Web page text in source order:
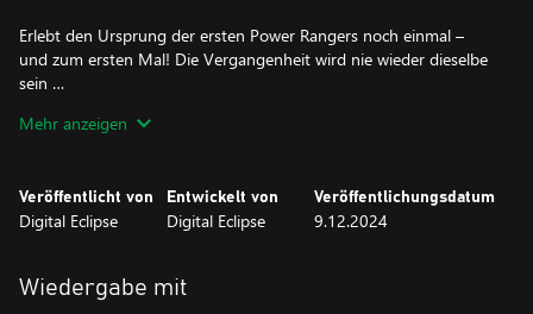
Erlebt den Ursprung der ersten Power Rangers noch einmal –
und zum ersten Mal! Die Vergangenheit wird nie wieder dieselbe
sein …
FEATURES
Pixel-Art ganz klassisch an die 90er
– Lieblingsgegner der Fans aus verschiedenen Staffeln der
– Ereignisse und Folgen, an die sich Fans noch aus der Sendung
erinnern, wurden neu aufgelegt
Mehr anzeigen
Veröffentlicht von
Digital Eclipse
Entwickelt von
Digital Eclipse
Veröffentlichungsdatum
9.12.2024
Wiedergabe mit